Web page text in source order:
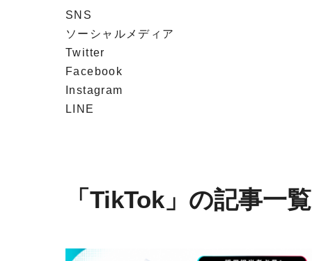
SNS
ソーシャルメディア
Twitter
Facebook
Instagram
LINE
「TikTok」の記事一覧